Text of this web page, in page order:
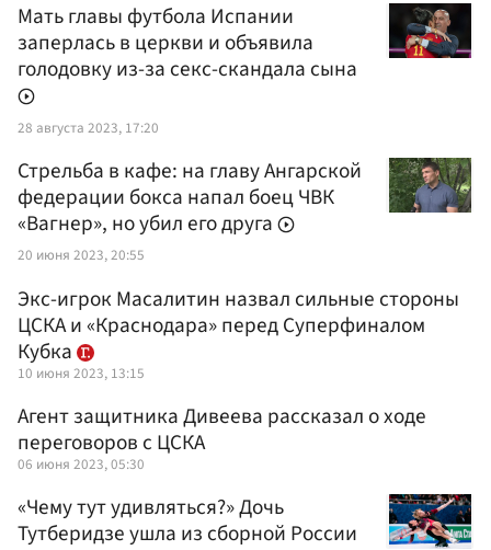
Мать главы футбола Испании
заперлась в церкви и объявила
голодовку из-за секс-скандала сына
28 августа 2023, 17:20
Стрельба в кафе: на главу Ангарской
федерации бокса напал боец ЧВК
«Вагнер», но убил его друга
20 июня 2023, 20:55
Экс-игрок Масалитин назвал сильные стороны
ЦСКА и «Краснодара» перед Суперфиналом
Кубка
10 июня 2023, 13:15
Агент защитника Дивеева рассказал о ходе
переговоров с ЦСКА
06 июня 2023, 05:30
«Чему тут удивляться?» Дочь
Тутберидзе ушла из сборной России